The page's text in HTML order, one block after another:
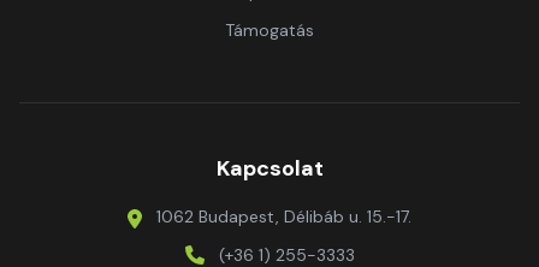
Támogatás
Kapcsolat
1062 Budapest, Délibáb u. 15.-17.
(+36 1) 255-3333